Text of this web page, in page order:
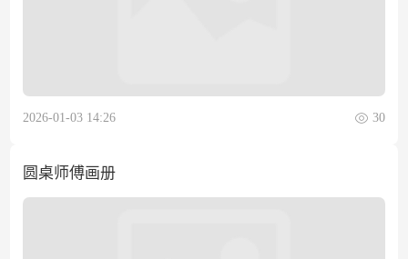
2026-01-03 14:26 30
圆桌师傅画册